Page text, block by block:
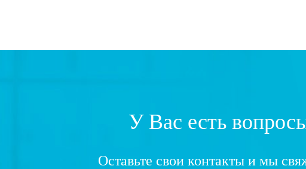
У Вас есть
Оставьте свои контакты и мы